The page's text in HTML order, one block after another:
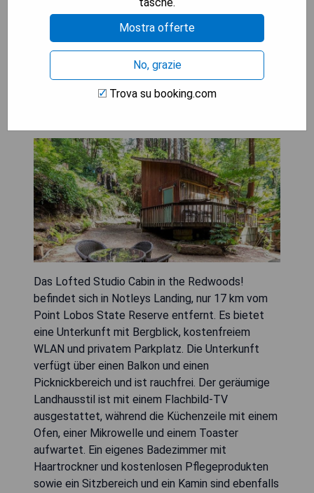
MOSTRA I PREZZI
Lofted Studio Cabin in the
Das Lofted Studio Cabin in the Redwoods!
befindet sich in Notleys Landing, nur 17 km vom
Point Lobos State Reserve entfernt. Es bietet
eine Unterkunft mit Bergblick, kostenfreiem
WLAN und privatem Parkplatz. Die Unterkunft
verfügt über einen Balkon und einen
Picknickbereich und ist rauchfrei. Der geräumige
Landhausstil ist mit einem Flachbild-TV
ausgestattet, während die Küchenzeile mit einem
Ofen, einer Mikrowelle und einem Toaster
aufwartet. Ein eigenes Badezimmer mit
Haartrockner und kostenlosen Pflegeprodukten
sowie ein Sitzbereich und ein Kamin sind ebenfalls
Mostra offerte
No, grazie
Trova su booking.com